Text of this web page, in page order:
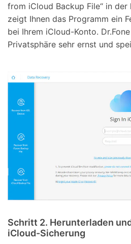
from iCloud Backup File“ in der
zeigt Ihnen das Programm ein
bei Ihrem iCloud-Konto.
Privatsphäre sehr ernst und
Schritt 2. Herunterladen
iCloud-Sicherung